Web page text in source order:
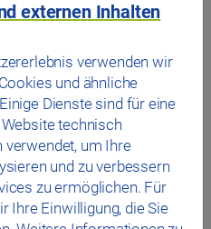
fördert mit einer
des EVR
überreicht dem
e.V. (EVR) eine
und…
externen Inhalten
verwenden wir
und ähnliche
Dienste sind für eine
technisch
verwendet, um Ihre
und zu verbessern
zu ermöglichen. Für
Ihre Einwilligung, die Sie